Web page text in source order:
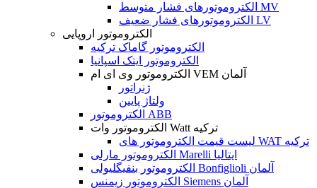
الکتروموتورهای فشار متوسط MV
الکتروموتورهای فشار ضعیف LV
الکتروموتور اروپایی
الکتروموتور گاماک ترکیه
الکتروموتور ایتک اسپانیا
الکتروموتور وی ای ام VEM آلمان
ژنراتور
ولتاژ پایین
الکتروموتور ABB
الکتروموتور وات Watt ترکیه
لیست قیمت الکتروموتور های WAT ترکیه
الکتروموتور مارلی Marelli ایتالیا
الکتروموتور بنفیگلیولی Bonfiglioli آلمان
الکتروموتور زیمنس Siemens آلمان